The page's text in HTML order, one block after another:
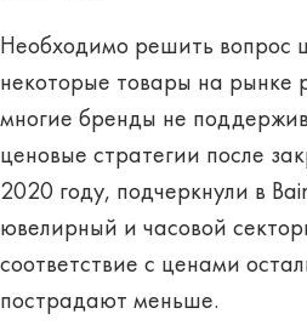
Необходимо решить вопрос
некоторые товары на рынке
многие бренды не
ценовые стратегии после
2020 году, подчеркнули в
ювелирный и часовой
соответствие с ценами
пострадают меньше.